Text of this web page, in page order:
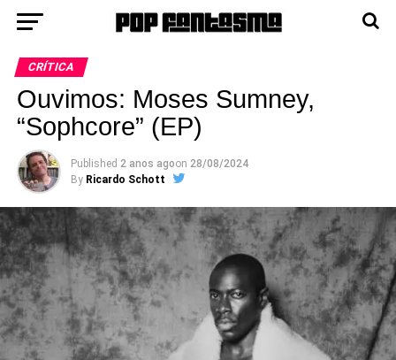
CRÍTICA
Ouvimos: Moses Sumney,
“Sophcore” (EP)
Published 2 anos agoon 28/08/2024
By Ricardo Schott